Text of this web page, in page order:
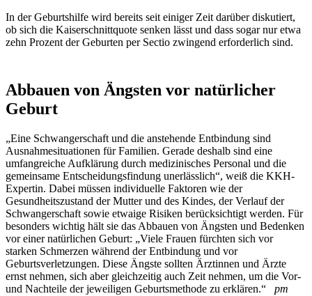
In der Geburtshilfe wird bereits seit einiger Zeit darüber diskutiert,
ob sich die Kaiserschnittquote senken lässt und dass sogar nur etwa
zehn Prozent der Geburten per Sectio zwingend erforderlich sind.
Abbauen von Ängsten vor natürlicher
Geburt
„Eine Schwangerschaft und die anstehende Entbindung sind
Ausnahmesituationen für Familien. Gerade deshalb sind eine
umfangreiche Aufklärung durch medizinisches Personal und die
gemeinsame Entscheidungsfindung unerlässlich“, weiß die KKH-
Expertin. Dabei müssen individuelle Faktoren wie der
Gesundheitszustand der Mutter und des Kindes, der Verlauf der
Schwangerschaft sowie etwaige Risiken berücksichtigt werden. Für
besonders wichtig hält sie das Abbauen von Ängsten und Bedenken
vor einer natürlichen Geburt: „Viele Frauen fürchten sich vor
starken Schmerzen während der Entbindung und vor
Geburtsverletzungen. Diese Ängste sollten Ärztinnen und Ärzte
ernst nehmen, sich aber gleichzeitig auch Zeit nehmen, um die Vor-
und Nachteile der jeweiligen Geburtsmethode zu erklären.“ pm